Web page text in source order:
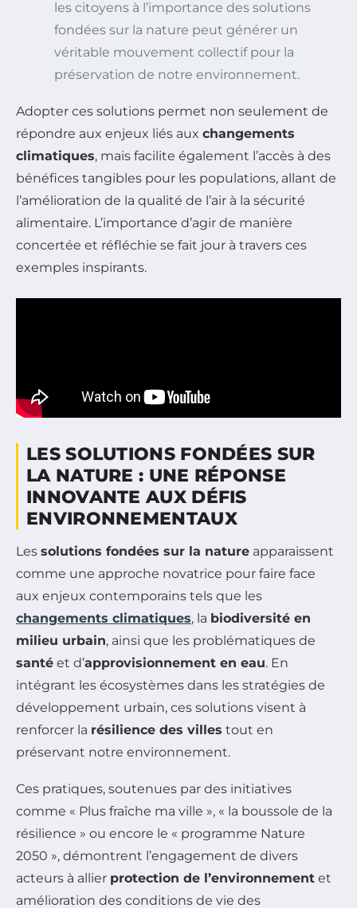
les citoyens à l’importance des solutions
fondées sur la nature peut générer un
véritable mouvement collectif pour la
préservation de notre environnement.
Adopter ces solutions permet non seulement de
répondre aux enjeux liés aux changements
climatiques, mais facilite également l’accès à des
bénéfices tangibles pour les populations, allant de
l’amélioration de la qualité de l’air à la sécurité
alimentaire. L’importance d’agir de manière
concertée et réfléchie se fait jour à travers ces
exemples inspirants.
LES SOLUTIONS FONDÉES SUR
LA NATURE : UNE RÉPONSE
INNOVANTE AUX DÉFIS
ENVIRONNEMENTAUX
Les solutions fondées sur la nature apparaissent
comme une approche novatrice pour faire face
aux enjeux contemporains tels que les
changements climatiques, la biodiversité en
milieu urbain, ainsi que les problématiques de
santé et d’approvisionnement en eau. En
intégrant les écosystèmes dans les stratégies de
développement urbain, ces solutions visent à
renforcer la résilience des villes tout en
préservant notre environnement.
Ces pratiques, soutenues par des initiatives
comme « Plus fraîche ma ville », « la boussole de la
résilience » ou encore le « programme Nature
2050 », démontrent l’engagement de divers
acteurs à allier protection de l’environnement et
amélioration des conditions de vie des